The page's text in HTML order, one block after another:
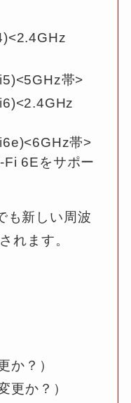
帯>
帯>
Fi 6Eをサポー
も新しい周波
れます。
か？）
更か？）